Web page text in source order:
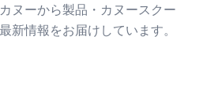
ヌーから製品・カヌースクー
新情報をお届けしています。